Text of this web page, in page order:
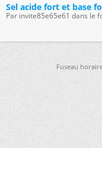
Sel acide fort et base
Par invite85e65e61 dans le
Fuseau